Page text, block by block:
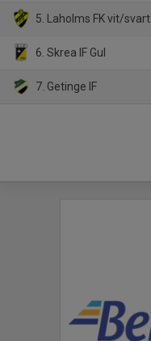
5. Laholms FK vit/svart
6. Skrea IF Gul
7. Getinge IF